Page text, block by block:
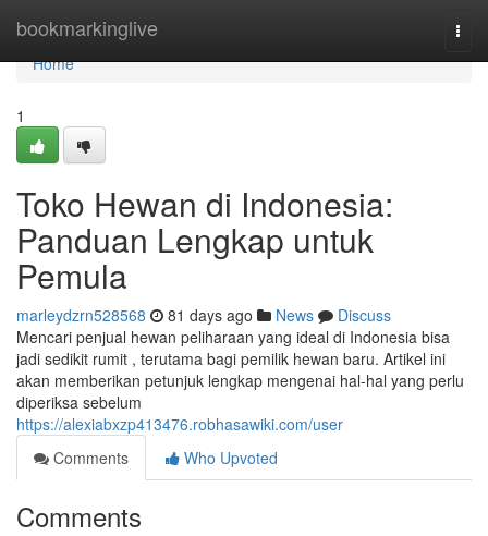
bookmarkinglive
Home
Home
1
Toko Hewan di Indonesia:
Panduan Lengkap untuk
Pemula
marleydzrn528568 81 days ago News
Discuss
Mencari penjual hewan peliharaan yang ideal di Indonesia bisa
jadi sedikit rumit , terutama bagi pemilik hewan baru. Artikel ini
akan memberikan petunjuk lengkap mengenai hal-hal yang perlu
diperiksa sebelum
https://alexiabxzp413476.robhasawiki.com/user
Comments
Who Upvoted
Comments